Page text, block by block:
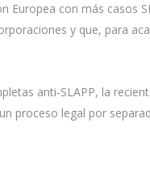
Europea con más casos
y que, para
anti-SLAPP, la
proceso legal por